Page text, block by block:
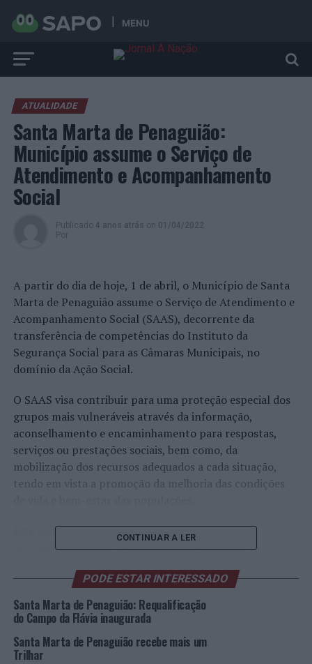
MENU
ATUALIDADE
Santa Marta de Penaguião:
Município assume o Serviço de
Atendimento e Acompanhamento
Social
Publicado 4 anos atrás on 01/04/2022
Por
A partir do dia de hoje, 1 de abril, o Município de Santa
Marta de Penaguião assume o Serviço de Atendimento e
Acompanhamento Social (SAAS), decorrente da
transferência de competências do Instituto da
Segurança Social para as Câmaras Municipais, no
domínio da Ação Social.
O SAAS visa contribuir para uma proteção especial dos
grupos mais vulneráveis através da informação,
aconselhamento e encaminhamento para respostas,
serviços ou prestações sociais, bem como, da
mobilização dos recursos adequados a cada situação,
tendo em vista a promoção da melhoria das condições
Este serviço vai ser assegurado por uma equipa
multidisciplinar que irá funcionar no fórum de
10h00 às 12h30m, mediante marcação prévia no
Gabinete de Atendimento ao Munícipe (Edifício da
Câmara Municipal).
Imagem: CMSMP.
CONTINUAR A LER
PODE ESTAR INTERESSADO
Santa Marta de Penaguião: Requalificação
do Campo da Flávia inaugurada
Santa Marta de Penaguião recebe mais um
Trilhar